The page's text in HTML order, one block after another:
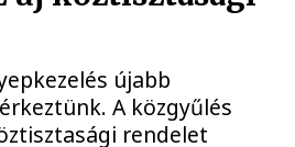
újabb
A közgyűlés
rendelet